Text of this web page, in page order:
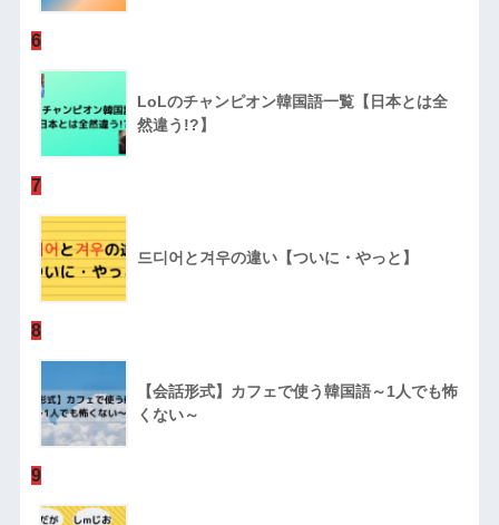
6
LoLのチャンピオン韓国語一覧【日本とは全
然違う!?】
7
드디어と겨우の違い【ついに・やっと】
8
【会話形式】カフェで使う韓国語～1人でも怖
くない～
9